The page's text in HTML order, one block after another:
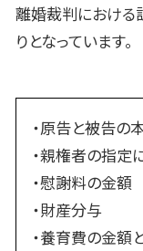
離婚裁判における
りとなっています。
・原告と被告の
・親権者の指定
・慰謝料の金額
・財産分与
・養育費の金額